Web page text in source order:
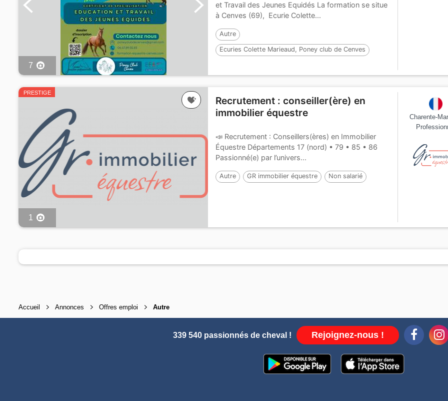
7
et Travail des Jeunes Equidés La formation se situe
à Cenves (69), Ecurie Colette...
Autre
Ecuries Colette Marieaud, Poney club de Cenves
PRESTIGE
1
Recrutement : conseiller(ère) en
immobilier équestre
📣 Recrutement : Conseillers(ères) en Immobilier
Équestre Départements 17 (nord) • 79 • 85 • 86
Passionné(e) par l’univers...
Autre GR immobilier équestre Non salarié
Charente-
Accueil Annonces Offres emploi Autre
339 540 passionnés de cheval ! Rejoignez-nous !